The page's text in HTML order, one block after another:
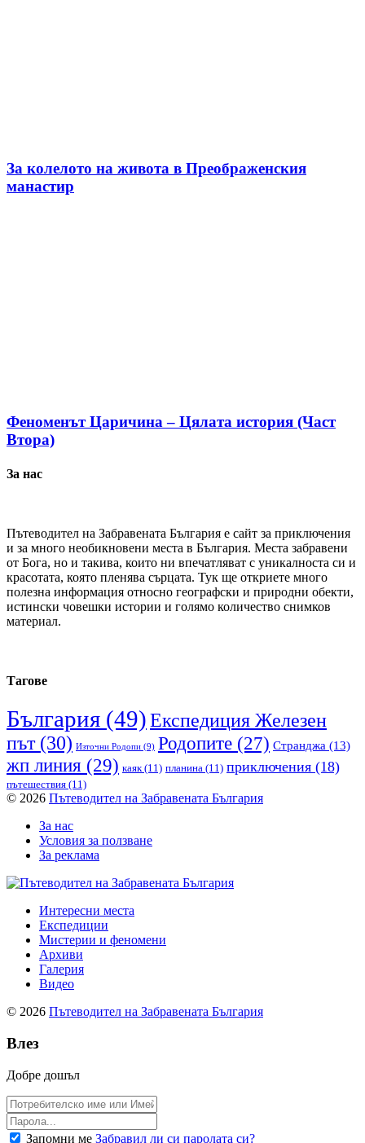
За колелото на живота в Преображенския
манастир
Феноменът Царичина – Цялата история (Част
Втора)
За нас
Пътеводител на Забравената България е сайт за приключения
и за много необикновени места в България. Места забравени
от Бога, но и такива, които ни впечатляват с уникалноста си и
красотата, която пленява сърцата. Тук ще откриете много
полезна информация относно географски и природни обекти,
истински човешки истории и голямо количество снимков
материал.
Тагове
България (49)Експедиция Железен
път(30) Източни Родопи (9) Родопите (27) Странджа (13)
жп линия (29) каяк(11) планина (11) приключения (18)
пътешествия (11)
© 2026 Пътеводител на Забравената България
За нас
Условия за ползване
За реклама
Интересни места
Експедиции
Мистерии и феномени
Архиви
Галерия
Видео
© 2026 Пътеводител на Забравената България
Влез
Добре дошъл
Запомни ме Забравил ли си паролата си?